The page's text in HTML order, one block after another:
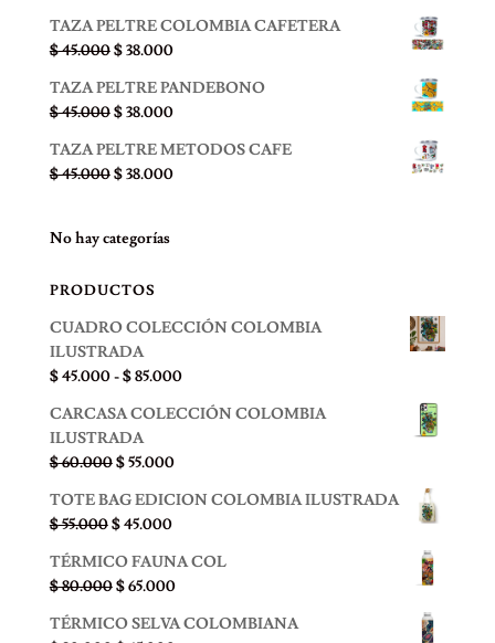
original
era:
$ 45.000.
actual
es:
$ 38.000.
TAZA PELTRE COLOMBIA CAFETERA
$45.000El
original
era:
$ 45.000.
$38.000El
actual
es:
$ 38.000.
TAZA PELTRE PANDEBONO
$45.000El
original
era:
$38.000El
actual
es:
TAZA PELTRE METODOS CAFE
$45.000El
era:
$38.000El
No hay categorías
PRODUCTOS
CUADRO COLECCIÓN COLOMBIA
ILUSTRADA
$45.000-$85.000Rango
precios:
hasta
CARCASA COLECCIÓN COLOMBIA
ILUSTRADA
$60.000El
original
era:
$ 60.000.
$55.000El
actual
$ 55.000.
TOTE BAG EDICION COLOMBIA ILUSTRADA
$55.000El
original
era:
$ 55.000.
$45.000El
actual
es:
$ 45.000.
TÉRMICO FAUNA COL
$80.000El
original
$65.000El
actual
TÉRMICO SELVA COLOMBIANA